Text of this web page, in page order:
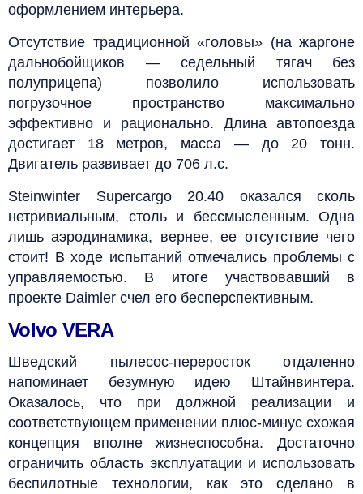
оформлением интерьера.
Отсутствие традиционной «головы» (на жаргоне
дальнобойщиков — седельный тягач без
полуприцепа) позволило использовать
погрузочное пространство максимально
эффективно и рационально. Длина автопоезда
достигает 18 метров, масса — до 20 тонн.
Двигатель развивает до 706 л.с.
Steinwinter Supercargo 20.40 оказался сколь
нетривиальным, столь и бессмысленным. Одна
лишь аэродинамика, вернее, ее отсутствие чего
стоит! В ходе испытаний отмечались проблемы с
управляемостью. В итоге участвовавший в
проекте Daimler счел его бесперспективным.
Volvo VERA
Шведский пылесос-переросток отдаленно
напоминает безумную идею Штайнвинтера.
Оказалось, что при должной реализации и
соответствующем применении плюс-минус схожая
концепция вполне жизнеспособна. Достаточно
ограничить область эксплуатации и использовать
беспилотные технологии, как это сделано в